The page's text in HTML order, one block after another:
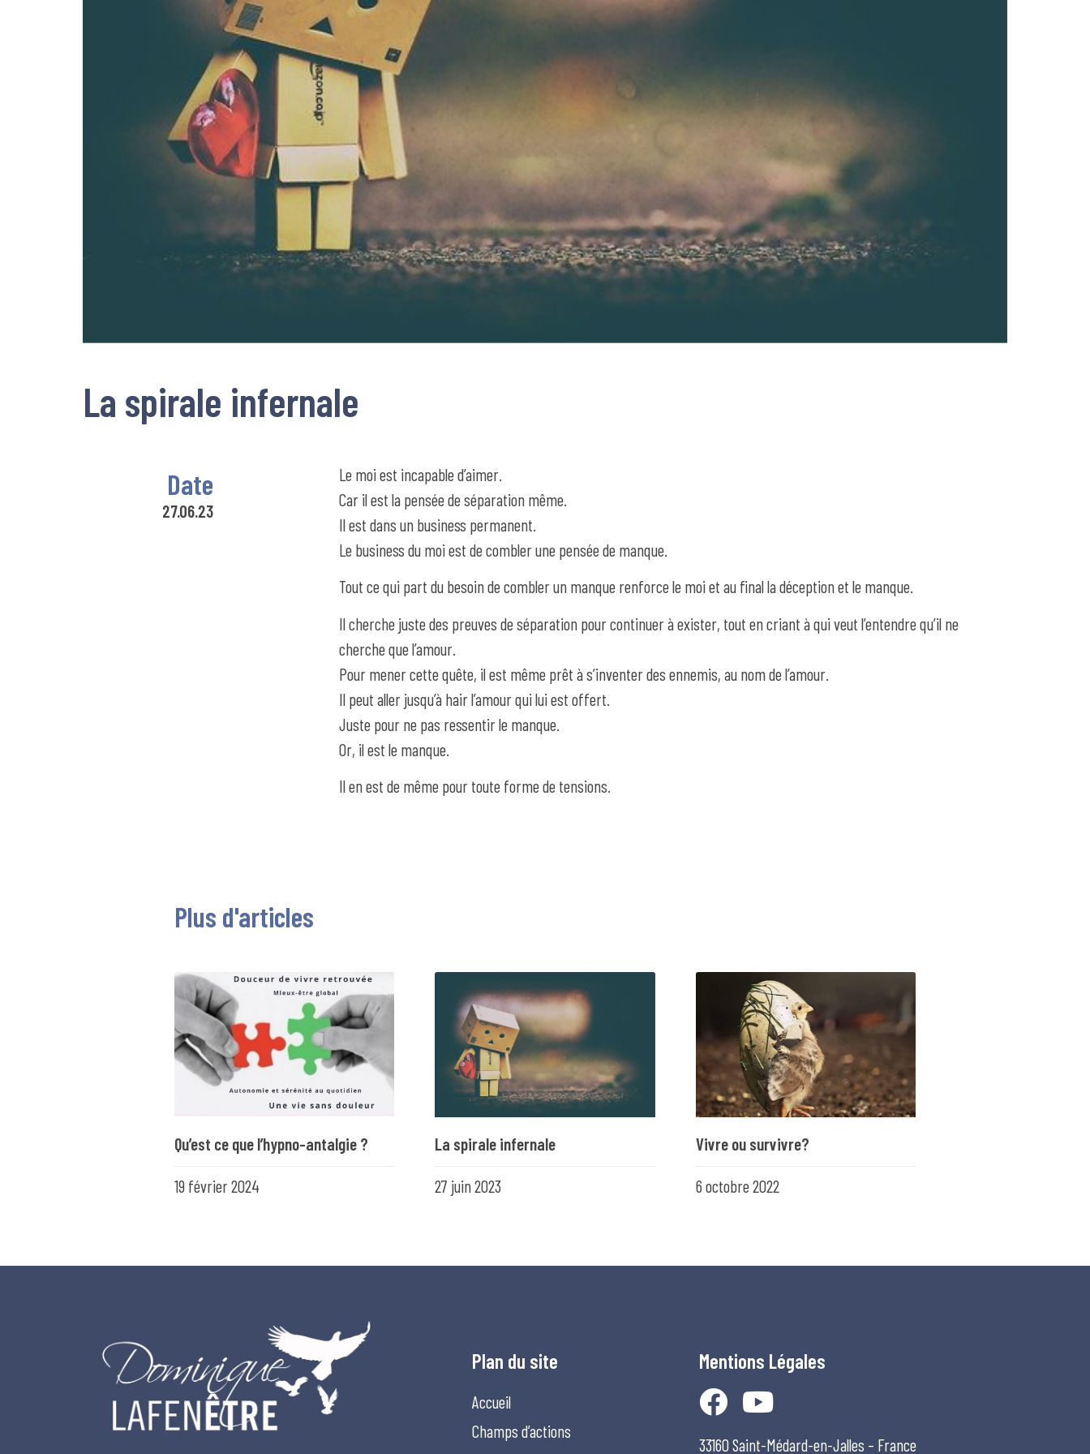
La spirale infernale
Date
27.06.23
Le moi est incapable d’aimer.
Car il est la pensée de séparation même.
Il est dans un business permanent.
Le business du moi est de combler une pensée de manque.
Tout ce qui part du besoin de combler un manque renforce le moi et au final la déception et le manque.
Il cherche juste des preuves de séparation pour continuer à exister, tout en criant à qui veut l’entendre qu’il ne
cherche que l’amour.
Pour mener cette quête, il est même prêt à s’inventer des ennemis, au nom de l’amour.
Il peut aller jusqu’à hair l’amour qui lui est offert.
Juste pour ne pas ressentir le manque.
Or, il est le manque.
Il en est de même pour toute forme de tensions.
Plus d'articles
Qu’est ce que l’hypno-antalgie ?
19 février 2024
La spirale infernale
27 juin 2023
Vivre ou survivre?
6 octobre 2022
Plan du site
Accueil
Champs d’actions
Mentions Légales
33160 Saint-Médard-en-Jalles – France